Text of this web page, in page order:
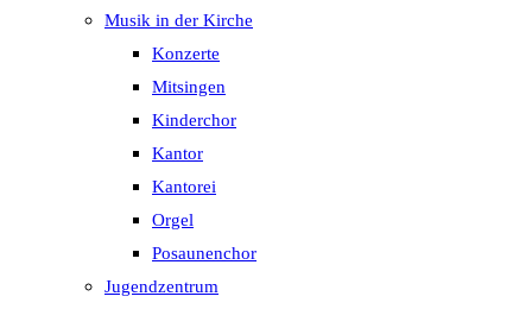
Musik in der Kirche
Konzerte
Mitsingen
Kinderchor
Kantor
Kantorei
Orgel
Posaunenchor
Jugendzentrum